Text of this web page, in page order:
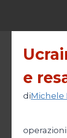
contenuto
e
diMichele